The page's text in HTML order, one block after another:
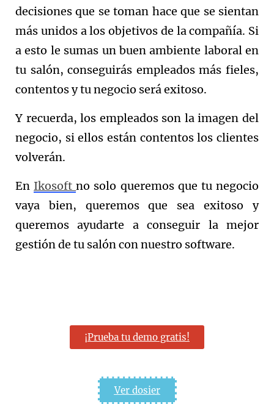
decisiones que se toman hace que se sientan
más unidos a los objetivos de la compañía. Si
a esto le sumas un buen ambiente laboral en
tu salón, conseguirás empleados más fieles,
contentos y tu negocio será exitoso.
Y recuerda, los empleados son la imagen del
negocio, si ellos están contentos los clientes
volverán.
En Ikosoftno solo queremos que tu negocio
vaya bien, queremos que sea exitoso y
queremos ayudarte a conseguir la mejor
gestión de tu salón con nuestro software.
¡Prueba tu demo gratis!
Ver dosier